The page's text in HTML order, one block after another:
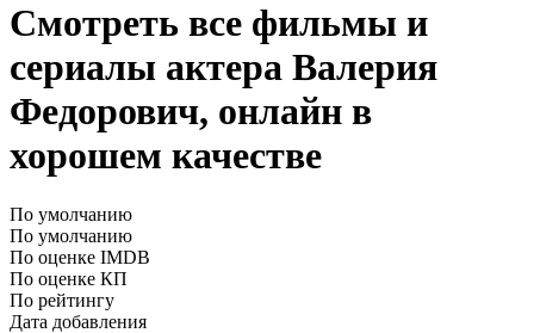
Смотреть все фильмы и
сериалы актера Валерия
Федорович, онлайн в
хорошем качестве
По умолчанию
По умолчанию
По оценке IMDB
По оценке КП
По рейтингу
Дата добавления